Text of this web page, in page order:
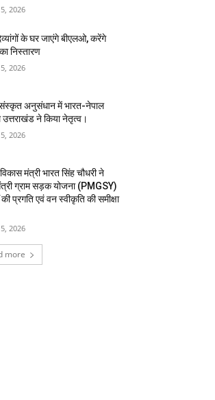
2026
के घर जाएंगे बीएलओ, करेंगे
निस्तारण
2026
अनुसंधान में भारत-नेपाल
ने किया नेतृत्व।
2026
मंत्री भारत सिंह चौधरी ने
ग्राम सड़क योजना (PMGSY)
की प्रगति एवं वन स्वीकृति की समीक्षा
2026
more